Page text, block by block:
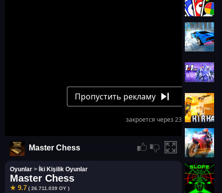
Master Chess
Oyunlar > İki Kişilik Oyunlar
Master Chess
★ 9.7 ( 26.711.039 OY )